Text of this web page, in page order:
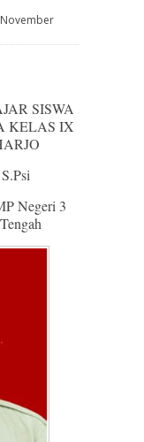
SISWA
KELAS IX
Negeri 3